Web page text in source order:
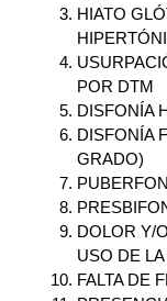
HIATO
POR DTM
DISFONÍA
DISFONÍA
GRADO)
DOLOR Y/
USO DE
FALTA DE